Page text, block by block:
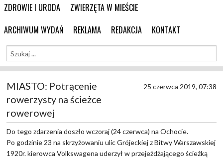
ZDROWIE I URODA
ZWIERZĘTA W MIEŚCIE
ARCHIWUM WYDAŃ
REKLAMA REDAKCJA KONTAKT
MIASTO: Potrącenie
rowerzysty na ścieżce
rowerowej
25 czerwca 2019, 07:38
Do tego zdarzenia doszło wczoraj (24 czerwca) na Ochocie.
Po godzinie 23 na skrzyżowaniu ulic Grójeckiej z Bitwy Warszawskiej
1920r. kierowca Volkswagena uderzył w przejeżdżającego ścieżką